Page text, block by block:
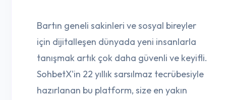
Bartın geneli sakinleri ve sosyal bireyler
için dijitalleşen dünyada yeni insanlarla
tanışmak artık çok daha güvenli ve keyifli.
SohbetX'in 22 yıllık sarsılmaz tecrübesiyle
hazırlanan bu platform, size en yakın